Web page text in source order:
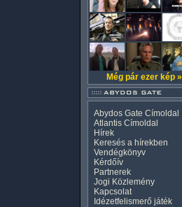
Még pár ezer kép »
Abydos Gate Címoldal
Atlantis Címoldal
Hírek
Keresés a hírekben
Vendégkönyv
Kérdőív
Partnerek
Jogi Közlemény
Kapcsolat
Idézetfelismerő játék